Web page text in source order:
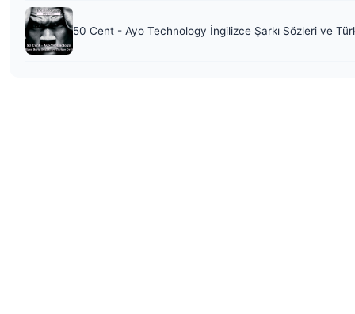
50 Cent - Ayo Technology İngilizce Şarkı Sözleri ve